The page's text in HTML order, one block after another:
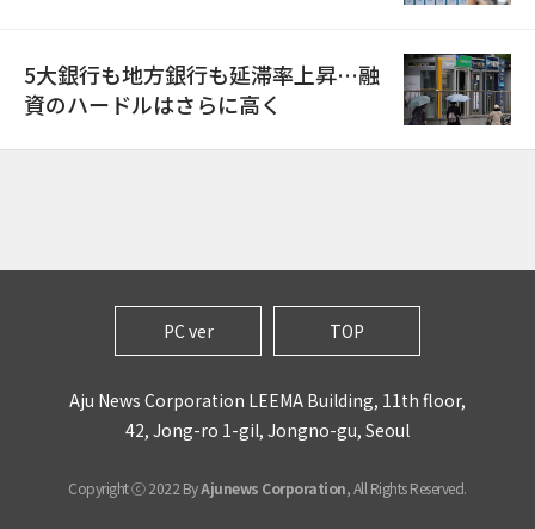
5大銀行も地方銀行も延滞率上昇…融
資のハードルはさらに高く
PC ver TOP
Aju News Corporation LEEMA Building, 11th floor,
42, Jong-ro 1-gil, Jongno-gu, Seoul
Copyright ⓒ 2022 ByAjunews Corporation, All Rights Reserved.